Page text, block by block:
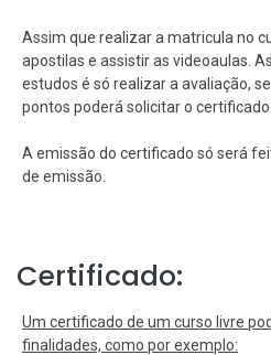
Assim que realizar a matricula no
apostilas e assistir as videoaulas.
estudos é só realizar a avaliação,
pontos poderá solicitar o certificado.
A emissão do certificado só será
de emissão.
Certificado:
Um certificado de um curso livre
finalidades, como por exemplo: